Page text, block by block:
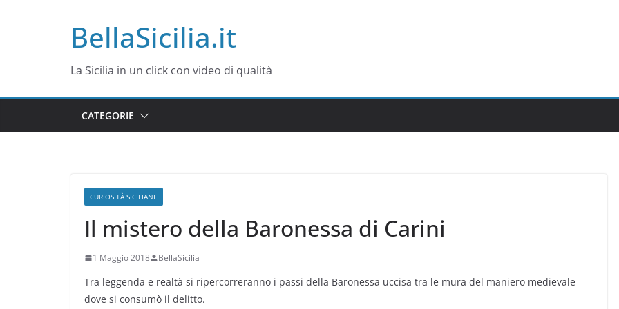
BellaSicilia.it
La Sicilia in un click con video di qualità
CATEGORIE
CURIOSITÀ SICILIANE
Il mistero della Baronessa di Carini
1 Maggio 2018 BellaSicilia
Tra leggenda e realtà si ripercorreranno i passi della Baronessa uccisa tra le mura del maniero medievale
dove si consumò il delitto.